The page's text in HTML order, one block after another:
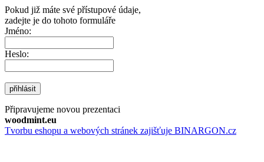
Pokud již máte své přístupové údaje,
zadejte je do tohoto formuláře
Jméno:
Heslo:
přihlásit
Připravujeme novou prezentaci
woodmint.eu
Tvorbu eshopu a webových stránek zajišťuje BINARGON.cz